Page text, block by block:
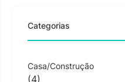
Categorias
Casa/Construção
(4)